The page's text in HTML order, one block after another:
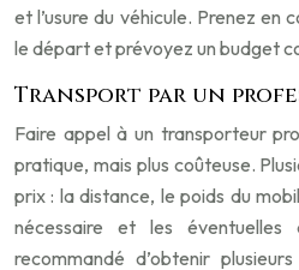
et l’usure du véhicule. Prenez en
le départ et prévoyez un budget
Transport par un
Faire appel à un transporteur
pratique, mais plus coûteuse.
prix : la distance, le poids du
nécessaire et les éventuelles
recommandé d’obtenir